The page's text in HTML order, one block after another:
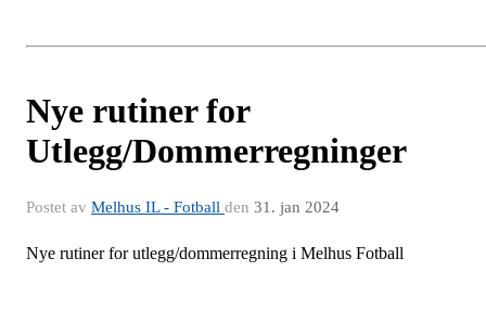
Nye rutiner for
Utlegg/Dommerregninger
Postet av Melhus IL - Fotball den 31. jan 2024
Nye rutiner for utlegg/dommerregning i Melhus Fotball